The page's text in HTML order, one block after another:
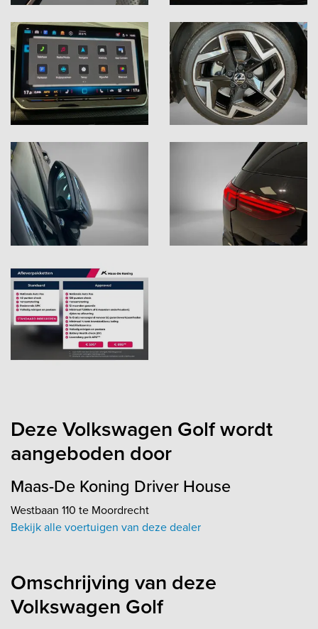
Deze Volkswagen Golf wordt
aangeboden door
Maas-De Koning Driver House
Westbaan 110 te Moordrecht
Bekijk alle voertuigen van deze dealer
Omschrijving van deze
Volkswagen Golf